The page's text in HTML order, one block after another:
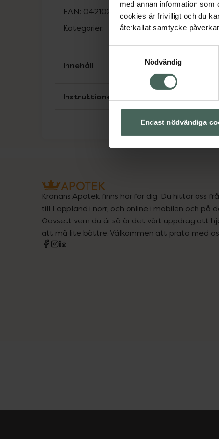
med annan information som
cookies är frivilligt och du
återkallat samtycke
Nödvändig
Endast nödvändiga
EAN: 04210201316787
Kategorier:
Innehåll
Instruktioner
Kronans Apotek finns här för dig. Du hittar oss
till Lappland i norr, och online i mobilen och på
Oavsett vem du är så är det vårt uppdrag att
att må lite bättre. Välkommen att prata med